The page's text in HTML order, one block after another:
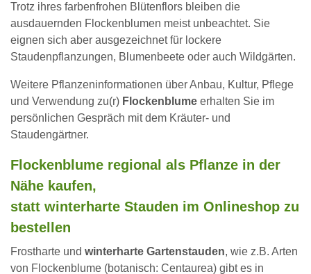
Trotz ihres farbenfrohen Blütenflors bleiben die
ausdauernden Flockenblumen meist unbeachtet. Sie
eignen sich aber ausgezeichnet für lockere
Staudenpflanzungen, Blumenbeete oder auch Wildgärten.
Weitere Pflanzeninformationen über Anbau, Kultur, Pflege
und Verwendung zu(r) Flockenblume erhalten Sie im
persönlichen Gespräch mit dem Kräuter- und
Staudengärtner.
Flockenblume regional als Pflanze in der
Nähe kaufen,
statt winterharte Stauden im Onlineshop zu
bestellen
Frostharte und winterharte Gartenstauden, wie z.B. Arten
von Flockenblume (botanisch: Centaurea) gibt es in